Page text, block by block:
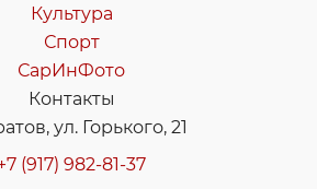
Культура
Спорт
СарИнФото
Контакты
ул. Горького, 21
(917) 982-81-37